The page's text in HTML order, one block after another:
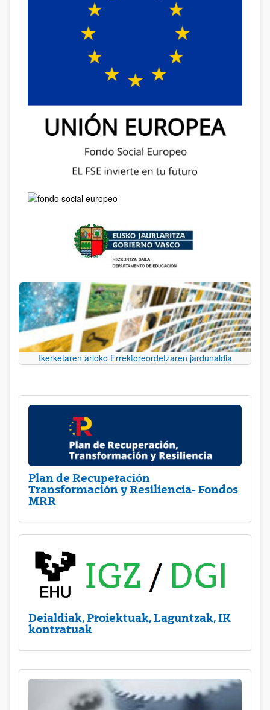
Ikerketaren arloko Errektoreordetzaren jardunaldia
Plan de Recuperación
Transformación y Resiliencia- Fondos
MRR
Deialdiak, Proiektuak, Laguntzak, IK
kontratuak